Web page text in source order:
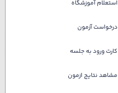
استعلام آموزشگاه
درخواست آزمون
کارت ورود به جلسه
مشاهد نتایج ازمون